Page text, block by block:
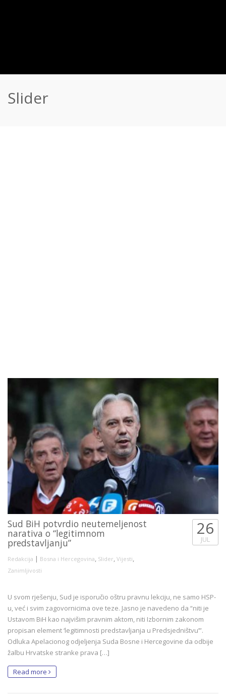
Slider
Sud BiH potvrdio neutemeljenost
narativa o “legitimnom
predstavljanju”
Redakcija | Bosna i Hercegovina, Slider, Vijesti,
Zanimljivosti
26
JUL
U svom rješenju, Sud je isporučio oštru pravnu lekciju, ne samo HSP-
u, već i svim zagovornicima ove teze. Jasno je navedeno da “niti je
Ustavom BiH kao najvišim pravnim aktom, niti Izbornim zakonom
propisan element ‘legitimnosti predstavljanja u Predsjedništvu’”.
Odluka Apelacionog odjeljenja Suda Bosne i Hercegovine da odbije
žalbu Hrvatske stranke prava […]
Read more